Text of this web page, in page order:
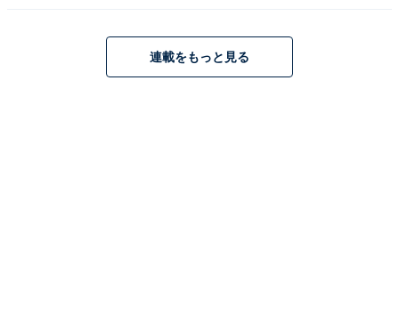
連載をもっと見る